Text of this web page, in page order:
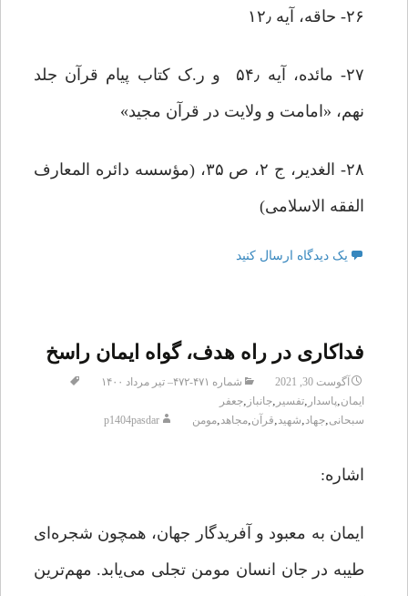
۲۶- حاقه، آیه ۱۲٫
۲۷- مائده، آیه ۵۴٫ و ر.ک کتاب پیام قرآن جلد
نهم، «امامت و ولایت در قرآن مجید»
۲۸- الغدیر، ج ۲، ص ۳۵، (مؤسسه دائره المعارف
الفقه الاسلامی)
یک دیدگاه ارسال کنید
فداکاری در راه هدف، گواه ایمان راسخ
آگوست 30, 2021
شماره ۴۷۱-۴۷۲– تیر مرداد ۱۴۰۰
ایمان,پاسدار ,تفسیر ,جانباز ,جعفر
سبحانی,جهاد,شهید,قرآن,مجاهد,مومن p1404pasdar
اشاره:
ایمان به معبود و آفریدگار جهان، همچون شجره‌ای
طیبه در جان انسان مومن تجلی می‌یابد. مهم‌ترین